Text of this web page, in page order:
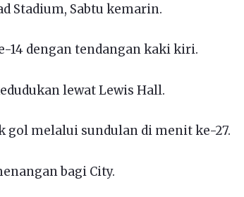
Stadium, Sabtu kemarin.
14 dengan tendangan kaki kiri.
lewat Lewis Hall.
gol melalui sundulan di menit ke-27.
bagi City.